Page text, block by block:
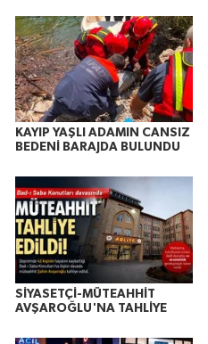
KAYIP YAŞLI ADAMIN CANSIZ
BEDENİ BARAJDA BULUNDU
SİYASETÇİ-MÜTEAHHİT
AVŞAROĞLU'NA TAHLİYE